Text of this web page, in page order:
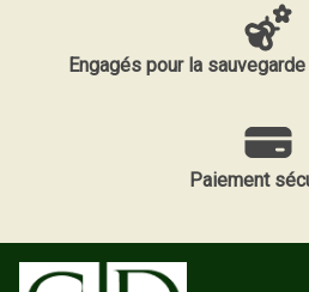
Engagés pour la
Paiement